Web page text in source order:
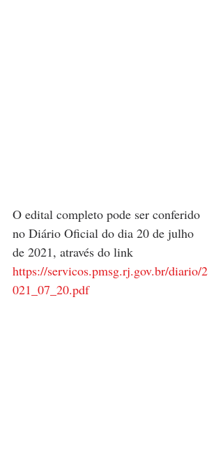
O edital completo pode ser conferido
no Diário Oficial do dia 20 de julho
de 2021, através do link
https://servicos.pmsg.rj.gov.br/diario/2
021_07_20.pdf